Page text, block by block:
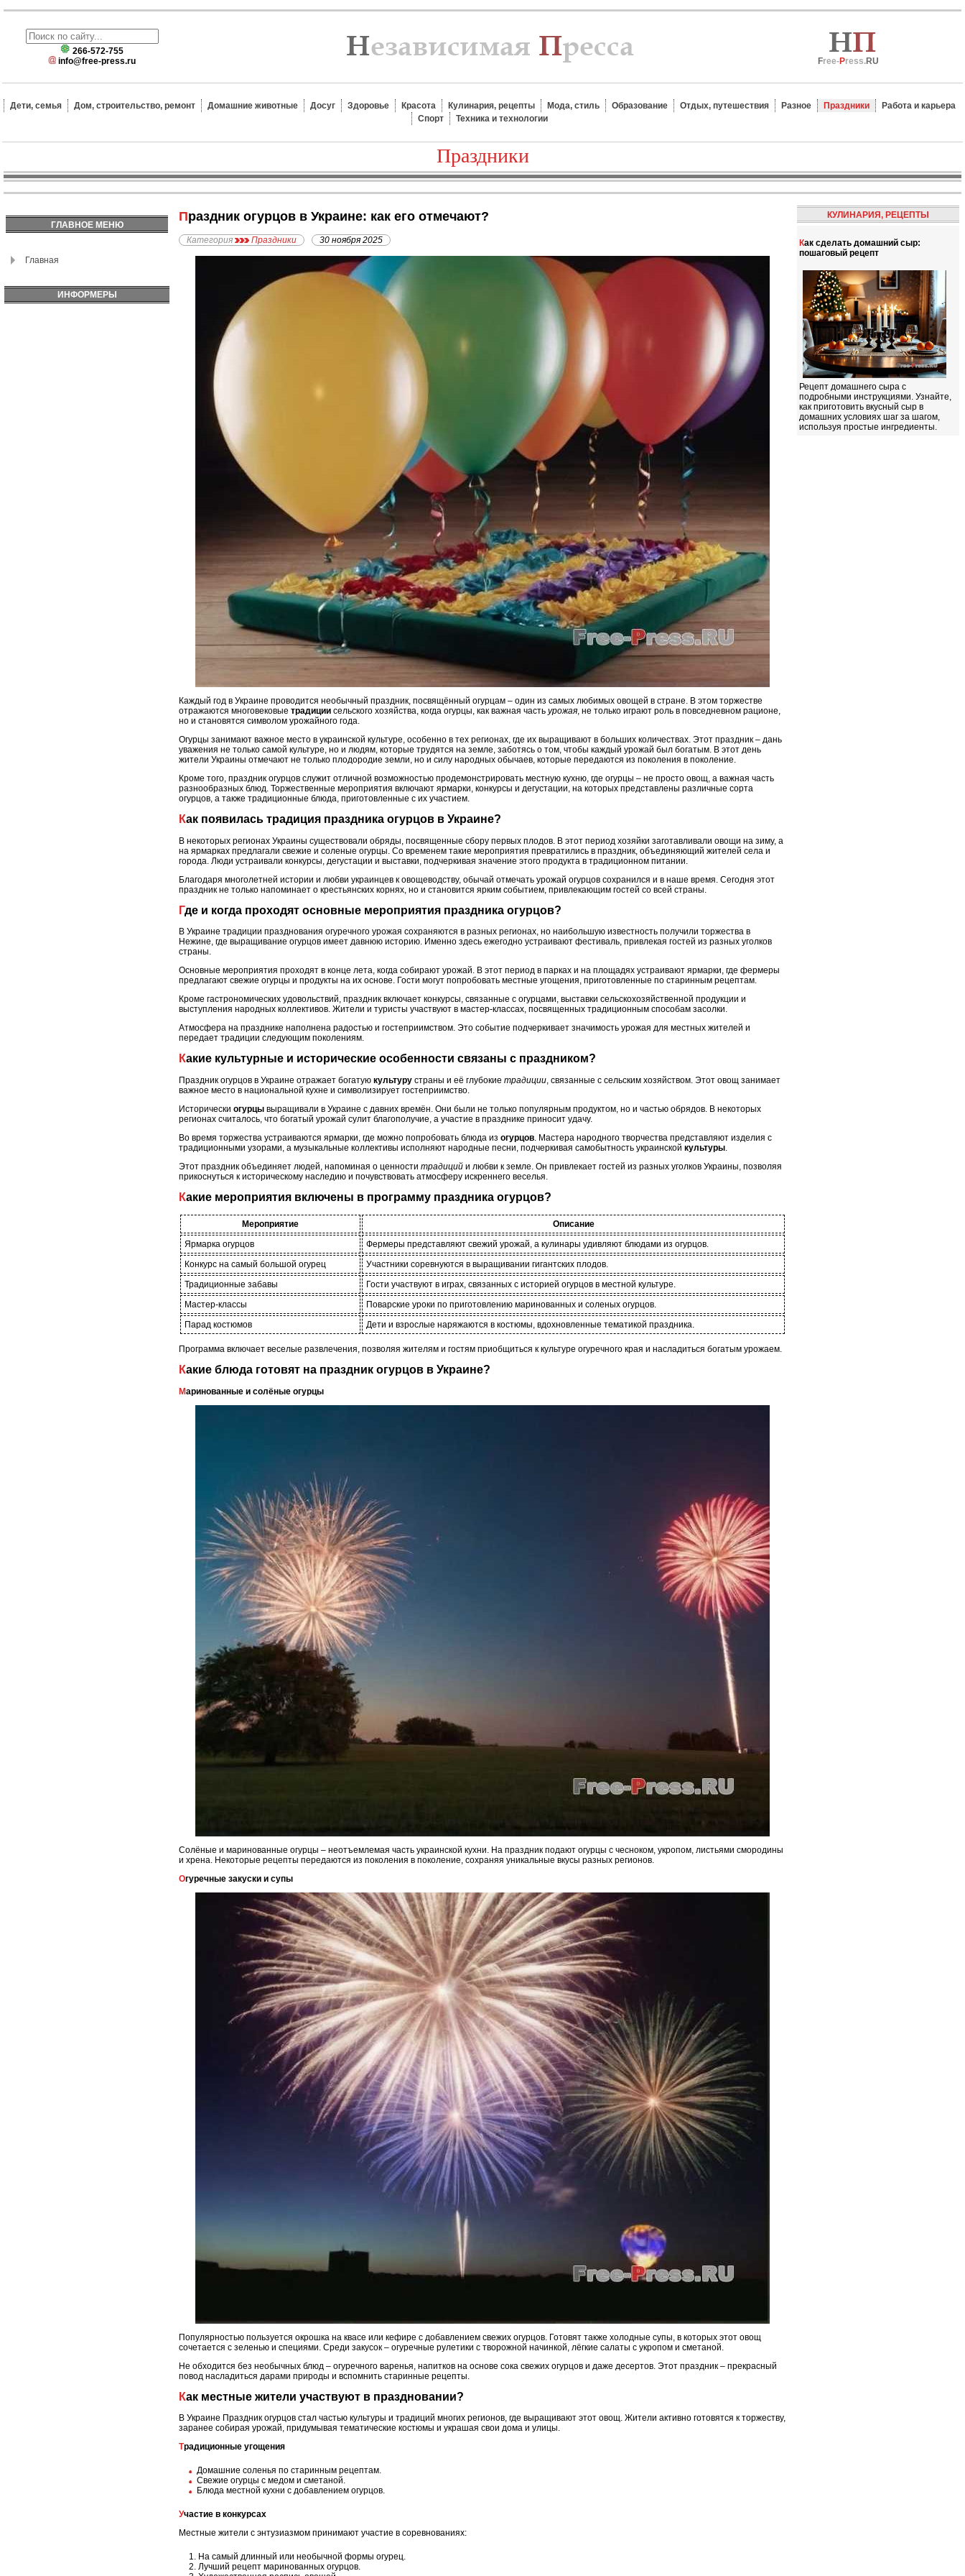
266-572-755
info@free-press.ru
Free-Press.RU
Дети, семья Дом, строительство, ремонт Домашние животные Досуг Здоровье Красота Кулинария, рецепты Мода, стиль Образование Отдых, путешествия Разное Праздники
Работа и карьера
Спорт
Техника и технологии
Праздники
ГЛАВНОЕ МЕНЮ
Главная
ИНФОРМЕРЫ
Праздник огурцов в Украине: как его отмечают?
Категория Праздники 30 ноября 2025
Каждый год в Украине проводится необычный праздник, посвящённый огурцам – один из самых любимых овощей в стране. В этом торжестве
отражаются многовековые традиции сельского хозяйства, когда огурцы, как важная часть урожая, не только играют роль в повседневном рационе,
но и становятся символом урожайного года.
Огурцы занимают важное место в украинской культуре, особенно в тех регионах, где их выращивают в больших количествах. Этот праздник – дань
уважения не только самой культуре, но и людям, которые трудятся на земле, заботясь о том, чтобы каждый урожай был богатым. В этот день
жители Украины отмечают не только плодородие земли, но и силу народных обычаев, которые передаются из поколения в поколение.
Кроме того, праздник огурцов служит отличной возможностью продемонстрировать местную кухню, где огурцы – не просто овощ, а важная часть
разнообразных блюд. Торжественные мероприятия включают ярмарки, конкурсы и дегустации, на которых представлены различные сорта
огурцов, а также традиционные блюда, приготовленные с их участием.
Как появилась традиция праздника огурцов в Украине?
В некоторых регионах Украины существовали обряды, посвященные сбору первых плодов. В этот период хозяйки заготавливали овощи на зиму, а
на ярмарках предлагали свежие и соленые огурцы. Со временем такие мероприятия превратились в праздник, объединяющий жителей села и
города. Люди устраивали конкурсы, дегустации и выставки, подчеркивая значение этого продукта в традиционном питании.
Благодаря многолетней истории и любви украинцев к овощеводству, обычай отмечать урожай огурцов сохранился и в наше время. Сегодня этот
праздник не только напоминает о крестьянских корнях, но и становится ярким событием, привлекающим гостей со всей страны.
Где и когда проходят основные мероприятия праздника огурцов?
В Украине традиции празднования огуречного урожая сохраняются в разных регионах, но наибольшую известность получили торжества в
Нежине, где выращивание огурцов имеет давнюю историю. Именно здесь ежегодно устраивают фестиваль, привлекая гостей из разных уголков
страны.
Основные мероприятия проходят в конце лета, когда собирают урожай. В этот период в парках и на площадях устраивают ярмарки, где фермеры
предлагают свежие огурцы и продукты на их основе. Гости могут попробовать местные угощения, приготовленные по старинным рецептам.
Кроме гастрономических удовольствий, праздник включает конкурсы, связанные с огурцами, выставки сельскохозяйственной продукции и
выступления народных коллективов. Жители и туристы участвуют в мастер-классах, посвященных традиционным способам засолки.
Атмосфера на празднике наполнена радостью и гостеприимством. Это событие подчеркивает значимость урожая для местных жителей и
передает традиции следующим поколениям.
Какие культурные и исторические особенности связаны с праздником?
Праздник огурцов в Украине отражает богатую культуру страны и её глубокие традиции , связанные с сельским хозяйством. Этот овощ занимает
важное место в национальной кухне и символизирует гостеприимство.
Исторически огурцы выращивали в Украине с давних времён. Они были не только популярным продуктом, но и частью обрядов. В некоторых
регионах считалось, что богатый урожай сулит благополучие, а участие в празднике приносит удачу.
Во время торжества устраиваются ярмарки, где можно попробовать блюда из огурцов . Мастера народного творчества представляют изделия с
традиционными узорами, а музыкальные коллективы исполняют народные песни, подчеркивая самобытность украинской культуры
Этот праздник объединяет людей, напоминая о ценности традиций и любви к земле. Он привлекает гостей из разных уголков Украины, позволяя
прикоснуться к историческому наследию и почувствовать атмосферу искреннего веселья.
Какие мероприятия включены в программу праздника огурцов?
Мероприятие
Описание
Ярмарка огурцов
Фермеры представляют свежий урожай, а кулинары удивляют блюдами из огурцов.
Конкурс на самый большой огурец
Участники соревнуются в выращивании гигантских плодов.
Традиционные забавы
Гости участвуют в играх, связанных с историей огурцов в местной культуре.
Мастер-классы
Поварские уроки по приготовлению маринованных и соленых огурцов.
Парад костюмов
Дети и взрослые наряжаются в костюмы, вдохновленные тематикой праздника.
Программа включает веселые развлечения, позволяя жителям и гостям приобщиться к культуре огуречного края и насладиться богатым урожаем.
Какие блюда готовят на праздник огурцов в Украине?
Маринованные и солёные огурцы
Солёные и маринованные огурцы – неотъемлемая часть украинской кухни. На праздник подают огурцы с чесноком, укропом, листьями смородины
и хрена. Некоторые рецепты передаются из поколения в поколение, сохраняя уникальные вкусы разных регионов.
Огуречные закуски и супы
Популярностью пользуется окрошка на квасе или кефире с добавлением свежих огурцов. Готовят также холодные супы, в которых этот овощ
сочетается с зеленью и специями. Среди закусок – огуречные рулетики с творожной начинкой, лёгкие салаты с укропом и сметаной.
Не обходится без необычных блюд – огуречного варенья, напитков на основе сока свежих огурцов и даже десертов. Этот праздник – прекрасный
повод насладиться дарами природы и вспомнить старинные рецепты.
Как местные жители участвуют в праздновании?
В Украине Праздник огурцов стал частью культуры и традиций многих регионов, где выращивают этот овощ. Жители активно готовятся к торжеству,
заранее собирая урожай, придумывая тематические костюмы и украшая свои дома и улицы.
Традиционные угощения
Домашние соленья по старинным рецептам.
Свежие огурцы с медом и сметаной.
Блюда местной кухни с добавлением огурцов.
Участие в конкурсах
Местные жители с энтузиазмом принимают участие в соревнованиях:
На самый длинный или необычной формы огурец.
Лучший рецепт маринованных огурцов.
КУЛИНАРИЯ, РЕЦЕПТЫ
Как сделать домашний сыр:
пошаговый рецепт
Рецепт домашнего сыра с
подробными инструкциями. Узнайте,
как приготовить вкусный сыр в
домашних условиях шаг за шагом,
используя простые ингредиенты.